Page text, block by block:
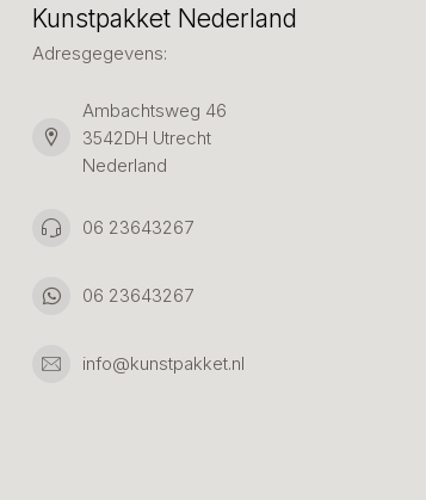
Kunstpakket Nederland
Adresgegevens:
Ambachtsweg 46
3542DH Utrecht
Nederland
06 23643267
06 23643267
info@kunstpakket.nl